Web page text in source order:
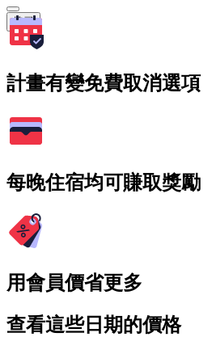
搜尋
計畫有變免費取消選項
每晚住宿均可賺取獎勵
用會員價省更多
查看這些日期的價格